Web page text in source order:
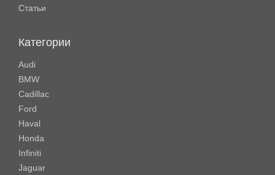
Статьи
Категории
Audi
BMW
Cadillac
Ford
Haval
Honda
Infiniti
Jaguar